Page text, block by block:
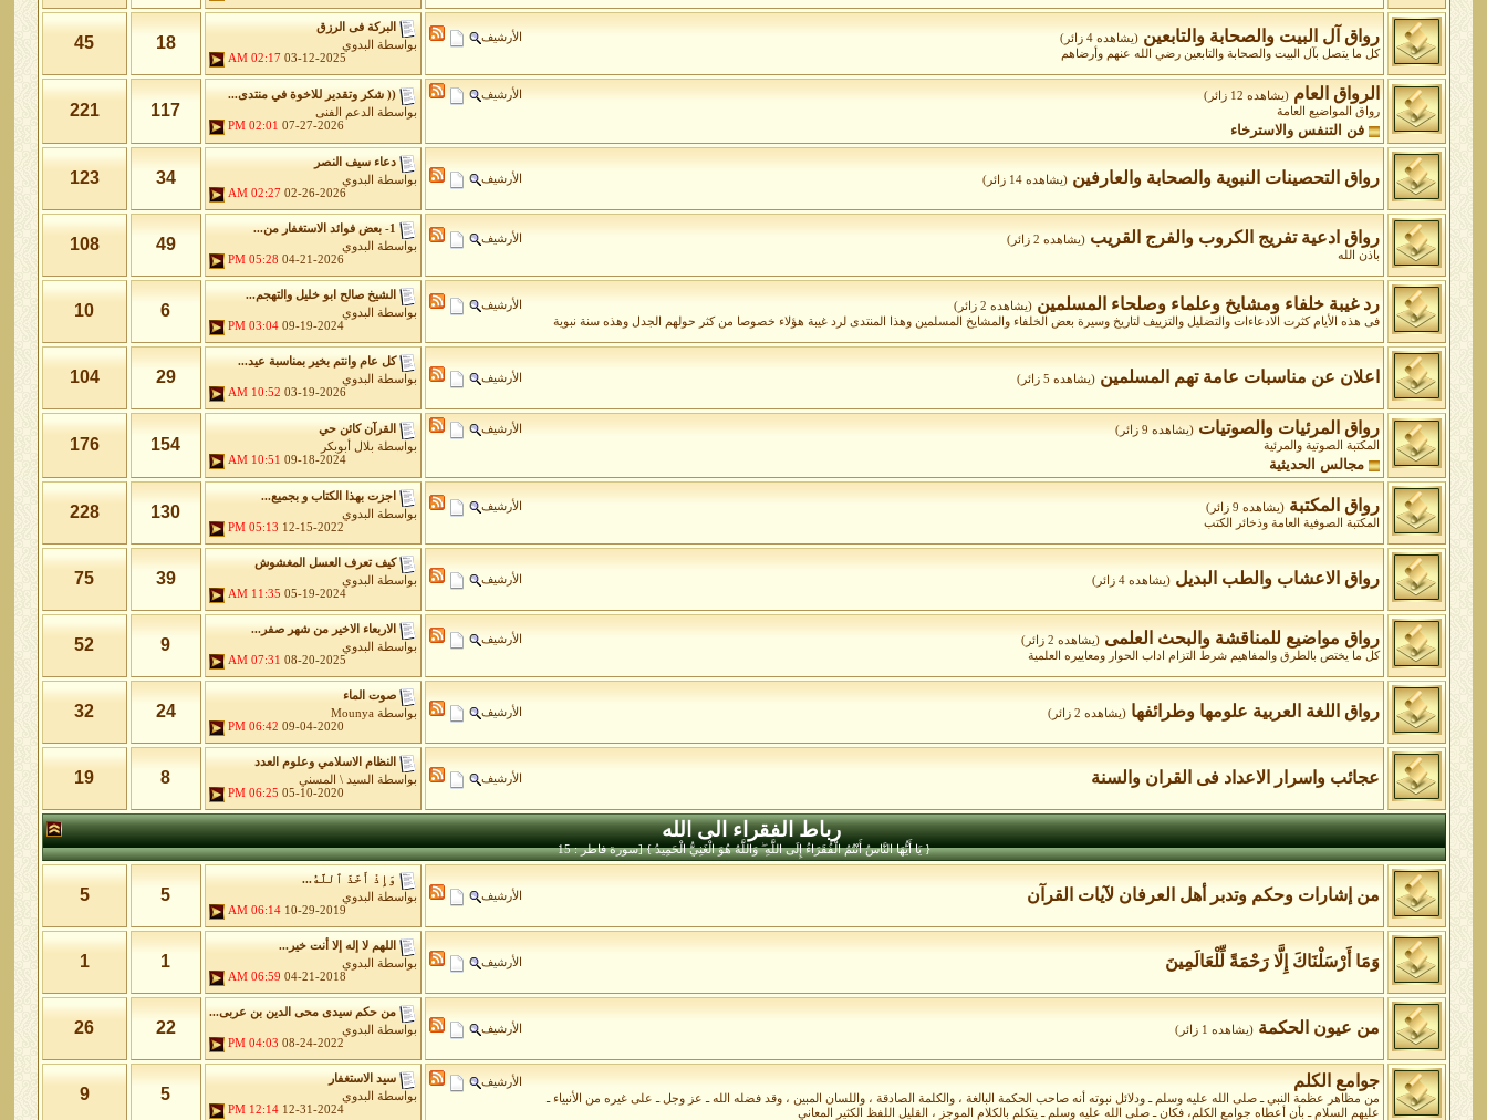
الأرشيف رواق آل البيت والصحابة والتابعين (يشاهده 4 زائر)
كل ما يتصل بآل البيت والصحابة والتابعين رضي الله عنهم وأرضاهم
البركة فى الرزق
بواسطة
البدوي
03-12-2025
02:17 AM
18
45
الأرشيف الرواق العام (يشاهده 12 زائر)
رواق المواضيع العامة
فن التنفس والاسترخاء
(( شكر وتقدير للاخوة في منتدى...
بواسطة
الدعم الفنى
07-27-2026
02:01 PM
117
221
الأرشيف رواق التحصينات النبوية والصحابة والعارفين (يشاهده 14 زائر)
دعاء سيف النصر
بواسطة
البدوي
02-26-2026
02:27 AM
34
123
الأرشيف رواق ادعية تفريج الكروب والفرج القريب (يشاهده 2 زائر)
باذن الله
1- بعض فوائد الاستغفار من...
بواسطة
البدوي
04-21-2026
05:28 PM
49
108
الأرشيف رد غيبة خلفاء ومشايخ وعلماء وصلحاء المسلمين (يشاهده 2 زائر)
فى هذه الأيام كثرت الادعاءات والتضليل والتزييف لتاريخ وسيرة بعض الخلفاء والمشايخ المسلمين وهذا المنتدى لرد غيبة هؤلاء خصوصا من كثر حولهم الجدل وهذه سنة نبوية
الشيخ صالح ابو خليل والتهجم...
بواسطة
البدوي
09-19-2024
03:04 PM
6
10
الأرشيف اعلان عن مناسبات عامة تهم المسلمين (يشاهده 5 زائر)
كل عام وانتم بخير بمناسبة عيد...
بواسطة
البدوي
03-19-2026
10:52 AM
29
104
الأرشيف رواق المرئيات والصوتيات (يشاهده 9 زائر)
المكتبة الصوتية والمرئية
مجالس الحديثية
القرآن كائن حي
بواسطة بلال أبوبكر
09-18-2024
10:51 AM
154
176
الأرشيف رواق المكتبة (يشاهده 9 زائر)
المكتبة الصوفية العامة وذخائر الكتب
اجزت بهذا الكتاب و بجميع...
بواسطة
البدوي
12-15-2022
05:13 PM
130
228
الأرشيف رواق الاعشاب والطب البديل (يشاهده 4 زائر)
كيف تعرف العسل المغشوش
بواسطة
البدوي
05-19-2024
11:35 AM
39
75
الأرشيف رواق مواضيع للمناقشة والبحث العلمى (يشاهده 2 زائر)
كل ما يختص بالطرق والمفاهيم شرط التزام اداب الحوار ومعاييره العلمية
الاربعاء الاخير من شهر صفر...
بواسطة
البدوي
08-20-2025
07:31 AM
9
52
الأرشيف رواق اللغة العربية علومها وطرائفها (يشاهده 2 زائر)
صوت الماء
بواسطة Mounya
09-04-2020
06:42 PM
24
32
الأرشيف عجائب واسرار الاعداد فى القران والسنة
النظام الاسلامي وعلوم العدد
بواسطة
السيد \ المسني
05-10-2020
06:25 PM
8
19
رباط الفقراء الى الله
{ يَا أَيُّهَا النَّاسُ أَنْتُمُ الْفُقَرَاءُ إِلَى اللَّهِ ۖ وَاللَّهُ هُوَ الْغَنِيُّ الْحَمِيدُ } [سورة فاطر : 15
الأرشيف من إشارات وحكم وتدبر أهل العرفان لآيات القرآن
وَإِذْ أَخَذَ ٱللَّهُ...
بواسطة
البدوي
10-29-2019
06:14 AM
5
5
الأرشيف وَمَا أَرْسَلْنَاكَ إِلَّا رَحْمَةً لِّلْعَالَمِينَ
اللهم لا إله إلا أنت خير...
بواسطة
البدوي
04-21-2018
06:59 AM
1
1
الأرشيف من عيون الحكمة (يشاهده 1 زائر)
من حكم سيدى محى الدين بن عربى...
بواسطة
البدوي
08-24-2022
04:03 PM
22
26
الأرشيف جوامع الكلم
من مظاهر عظمة النبي ـ صلى الله عليه وسلم ـ ودلائل نبوته أنه صاحب الحكمة البالغة ، والكلمة الصادقة ، واللسان المبين ، وقد فضله الله ـ عز وجل ـ على غيره من الأنبياء ـ
عليهم السلام ـ بأن أعطاه جوامع الكلم، فكان ـ صلى الله عليه وسلم ـ يتكلم بالكلام الموجز ، القليل اللفظ الكثير المعاني
سيد الاستغفار
بواسطة
البدوي
12-31-2024
12:14 PM
5
9